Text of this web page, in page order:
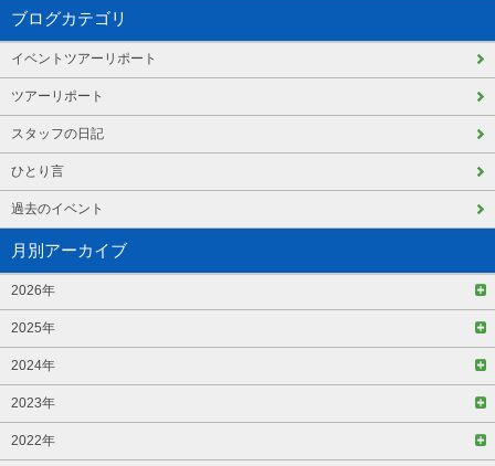
ブログカテゴリ
イベントツアーリポート
ツアーリポート
スタッフの日記
ひとり言
過去のイベント
月別アーカイブ
2026年
2025年
2024年
2023年
2022年